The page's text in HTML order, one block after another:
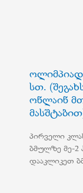
სთ.
ონლაინ
პირველი
ბმულზე მე-2
დააკლიკეთ